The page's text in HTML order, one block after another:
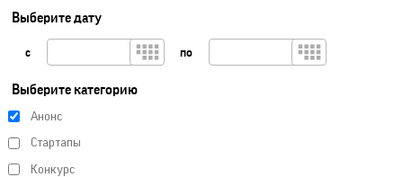
Выберите дату
с по
Выберите категорию
Анонс
Стартапы
Конкурс